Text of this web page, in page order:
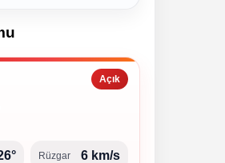
Açık
Rüzgar 6 km/s